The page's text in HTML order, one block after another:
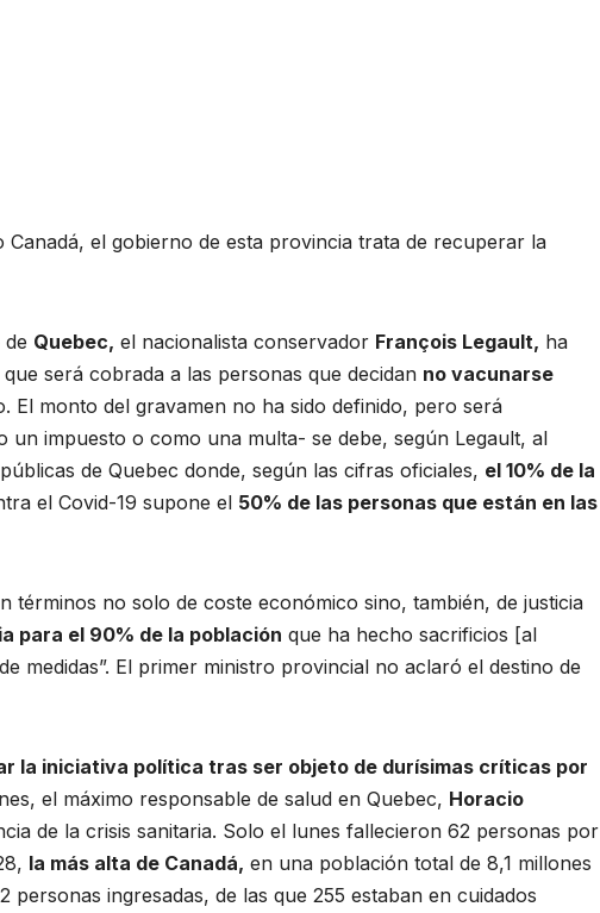
el gobierno de esta provincia trata de recuperar la
Quebec, el nacionalista conservador François Legault, ha
será cobrada a las personas que decidan no vacunarse
El monto del gravamen no ha sido definido, pero será
un impuesto o como una multa- se debe, según Legault, al
de Quebec donde, según las cifras oficiales, el 10% de la
el Covid-19 supone el 50% de las personas que están en las
términos no solo de coste económico sino, también, de justicia
para el 90% de la población que ha hecho sacrificios [al
medidas”. El primer ministro provincial no aclaró el destino de
la iniciativa política tras ser objeto de durísimas críticas por
el máximo responsable de salud en Quebec, Horacio
de la crisis sanitaria. Solo el lunes fallecieron 62 personas por
la más alta de Canadá, en una población total de 8,1 millones
ingresadas, de las que 255 estaban en cuidados